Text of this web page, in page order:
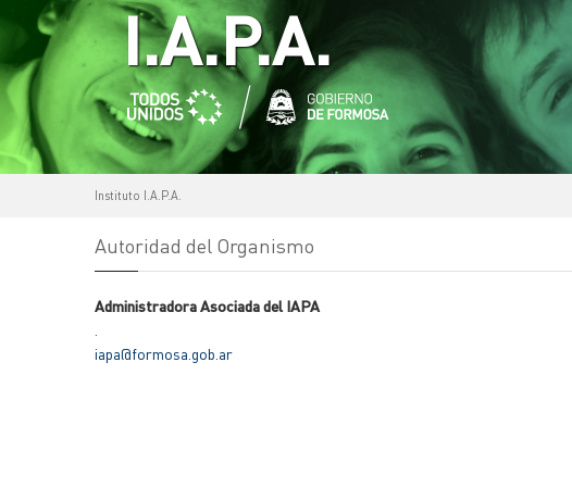
I.A.P.A.
Instituto I.A.P.A.
Autoridad del Organismo
Administradora Asociada del IAPA
iapa@formosa.gob.ar